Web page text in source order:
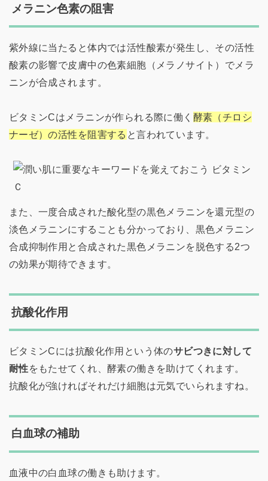
メラニン色素の阻害
紫外線に当たると体内では活性酸素が発生し、その活性
酸素の影響で皮膚中の色素細胞（メラノサイト）でメラ
ニンが合成されます。
ビタミンCはメラニンが作られる際に働く 酵素（チロシ
ナーゼ）の活性を阻害する と言われています。
また、一度合成された酸化型の黒色メラニンを還元型の
淡色メラニンにすることも分かっており、黒色メラニン
合成抑制作用と合成された黒色メラニンを脱色する2つ
の効果が期待できます。
抗酸化作用
ビタミンCには抗酸化作用という体のサビつきに対して
耐性をもたせてくれ、酵素の働きを助けてくれます。
抗酸化が強ければそれだけ細胞は元気でいられますね。
白血球の補助
血液中の白血球の働きも助けます。